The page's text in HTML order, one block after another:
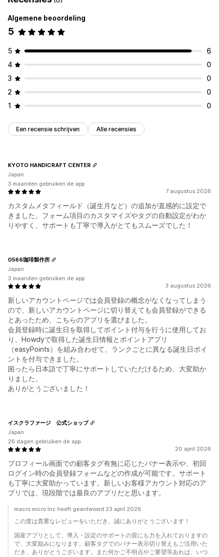
Metavelden-editor
Algemene beoordeling
5
5
6
4
0
3
0
2
0
1
0
Een recensie schrijven Alle recensies
7 augustus 2026
カスタムメタフィールド（誕生月など）の追加が直感的に設定で
きました。フォーム項目のカスタマイズやタグの自動設定がわか
りやすく、サポートも丁寧で導入がとてもスムーズでした！
KYOTO HANDICRAFT CENTER
Japan
3 maanden gebruiken de app
3 augustus 2026
新しいアカウントページでは会員登録の概念がなくなってしまう
ので、新しいアカウントページに切り替えても会員登録ができる
とあったため、こちらのアプリを選びました。
会員登録時に誕生日を取得してポイント付与を行うに使用してお
り、Howdyで取得した誕生日情報とポイントアプリ
（easyPoints）を組み合わせて、ランクごとに異なる誕生日ポイ
ントを付与できました。
困ったら日本語で丁寧にサポートしていただけるため、大変助か
りました。
ありがとうございました！
0566珈琲製作所
Japan
3 maanden gebruiken de app
20 april 2026
プロフィール画面での顧客タグ有無に応じたバナー表示や、初回
ログイン時の会員登録フォームなどの作成が可能です。サポート
も丁寧に大変助かっています。新しいお客様アカウント対応のア
プリでは、現段階では最良のアプリだと思います。
イスクラファージ 公式ショップ
Japan
26 dagen gebruiken de app
macro micro Inc heeft geantwoord 23 april 2026
この度は貴重なレビューをいただき、誠にありがとうございます！
国産アプリとして、導入・設定のサポートの質にも力を入れておりますの
で、大変励みになります。顧客タグでのバナー表示切り替えもご活用いた
だき、ありがとうございます。また何かご不明点やご要望等あれば、いつ